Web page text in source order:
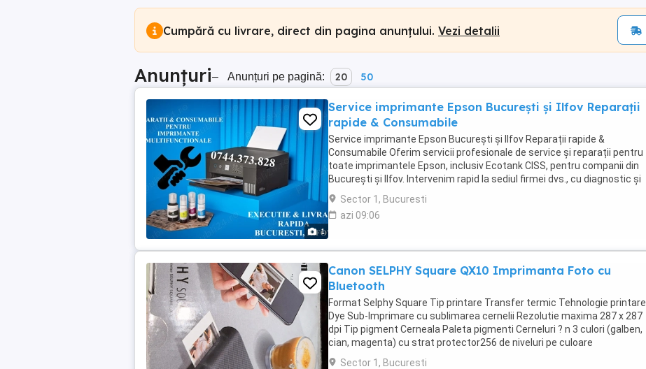
Cumpără cu livrare, direct din pagina anunțului. Vezi detalii
Anunțuri– Anunțuri pe pagină: 20 50
1
Service imprimante Epson București și Ilfov Reparații
rapide & Consumabile
Service imprimante Epson București și Ilfov Reparații rapide &
Consumabile Oferim servicii profesionale de service și reparații pentru
toate imprimantele Epson, inclusiv Ecotank CISS, pentru companii din
București și Ilfov. Intervenim rapid la sediul firmei dvs., cu diagnostic și
intervenție în maxim ...
Sector 1, Bucuresti
azi 09:06
Canon SELPHY Square QX10 Imprimanta Foto cu
Bluetooth
Format Selphy Square Tip printare Transfer termic Tehnologie printare
Dye Sub-Imprimare cu sublimarea cernelii Rezolutie maxima 287 x 287
dpi Tip pigment Cerneala Paleta pigmenti Cerneluri ? n 3 culori (galben,
cian, magenta) cu strat protector256 de niveluri pe culoare
(profunzime de culoare de 24 de ...
Sector 1, Bucuresti